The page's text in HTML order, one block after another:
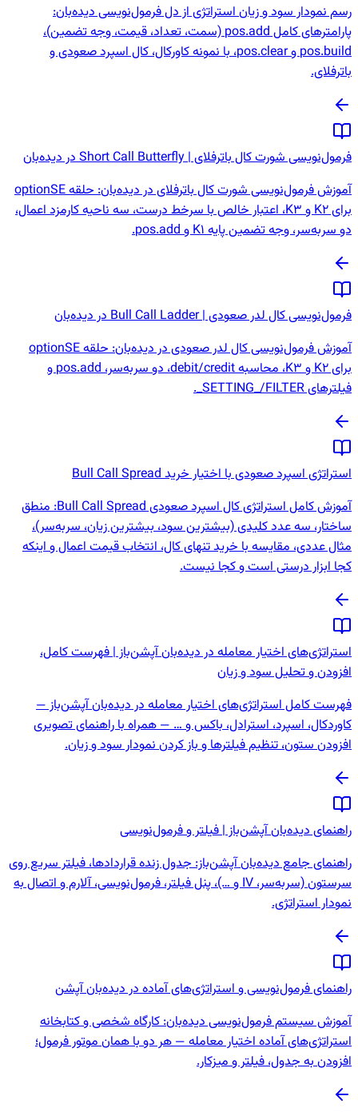
رسم نمودار سود و زیان استراتژی از دل فرمول‌نویسی دیده‌بان:
پارامترهای کامل pos.add (سمت، تعداد، قیمت، وجه تضمین)،
pos.build و pos.clear، با نمونه کاورکال، کال اسپرد صعودی و
باترفلای.
فرمول‌نویسی شورت کال باترفلای | Short Call Butterfly در دیده‌بان
آموزش فرمول‌نویسی شورت کال باترفلای در دیده‌بان: حلقه optionSE
برای K2 و K3، اعتبار خالص با سرخط درست، سه ناحیه کارمزد اعمال،
دو سربه‌سر، وجه تضمین پایه K1 و pos.add.
فرمول‌نویسی کال لدر صعودی | Bull Call Ladder در دیده‌بان
آموزش فرمول‌نویسی کال لدر صعودی در دیده‌بان: حلقه optionSE
برای K2 و K3، محاسبه debit/credit، دو سربه‌سر، pos.add و
فیلترهای SETTING_/FILTER_.
استراتژی اسپرد صعودی با اختیار خرید Bull Call Spread
آموزش کامل استراتژی کال اسپرد صعودی Bull Call Spread: منطق
ساختار، سه عدد کلیدی (بیشترین سود، بیشترین زیان، سربه‌سر)،
مثال عددی، مقایسه با خرید تنهای کال، انتخاب قیمت اعمال و اینکه
کجا ابزار درستی است و کجا نیست.
استراتژی‌های اختیار معامله در دیده‌بان آپشن‌باز | فهرست کامل،
افزودن و تحلیل سود و زیان
فهرست کامل استراتژی‌های اختیار معامله در دیده‌بان آپشن‌باز —
کاوردکال، اسپرد، استرادل، باکس و … — همراه با راهنمای تصویری
افزودن ستون، تنظیم فیلترها و باز کردن نمودار سود و زیان.
راهنمای دیده‌بان آپشن‌باز | فیلتر و فرمول‌نویسی
راهنمای جامع دیده‌بان آپشن‌باز: جدول زنده قراردادها، فیلتر سریع روی
سرستون (سربه‌سر، IV و …)، پنل فیلتر، فرمول‌نویسی، آلارم و اتصال به
نمودار استراتژی.
راهنمای فرمول‌نویسی و استراتژی‌های آماده در دیده‌بان آپشن
آموزش سیستم فرمول‌نویسی دیده‌بان: کارگاه شخصی و کتابخانه
استراتژی‌های آماده اختیار معامله — هر دو با همان موتور فرمول؛
افزودن به جدول، فیلتر و میزکار.